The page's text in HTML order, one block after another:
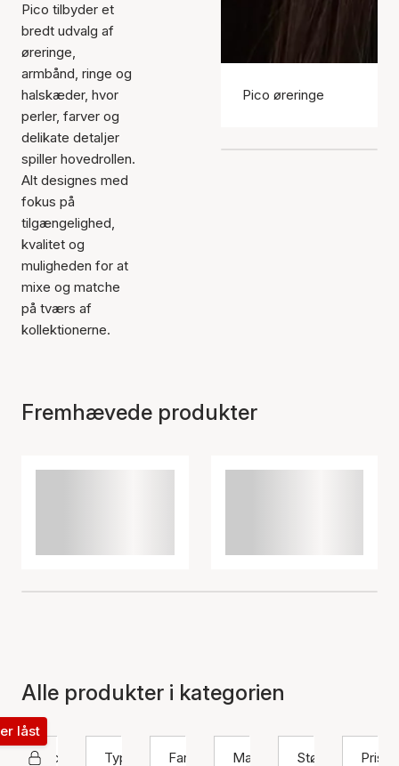
Pico tilbyder et
bredt udvalg af
øreringe,
armbånd, ringe og
halskæder, hvor
perler, farver og
delikate detaljer
spiller hovedrollen.
Alt designes med
fokus på
tilgængelighed,
kvalitet og
muligheden for at
mixe og matche
på tværs af
kollektionerne.
Pico øreringe
Fremhævede produkter
Alle produkter i kategorien
Pico
låst
Type
Farve Materiale Størrelse Pris